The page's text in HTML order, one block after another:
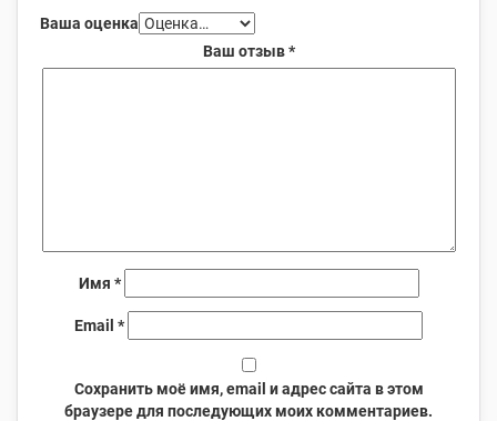
Ваша оценка
Ваш отзыв*
Имя *
Email *
Сохранить моё имя, email и адрес сайта в этом
браузере для последующих моих комментариев.